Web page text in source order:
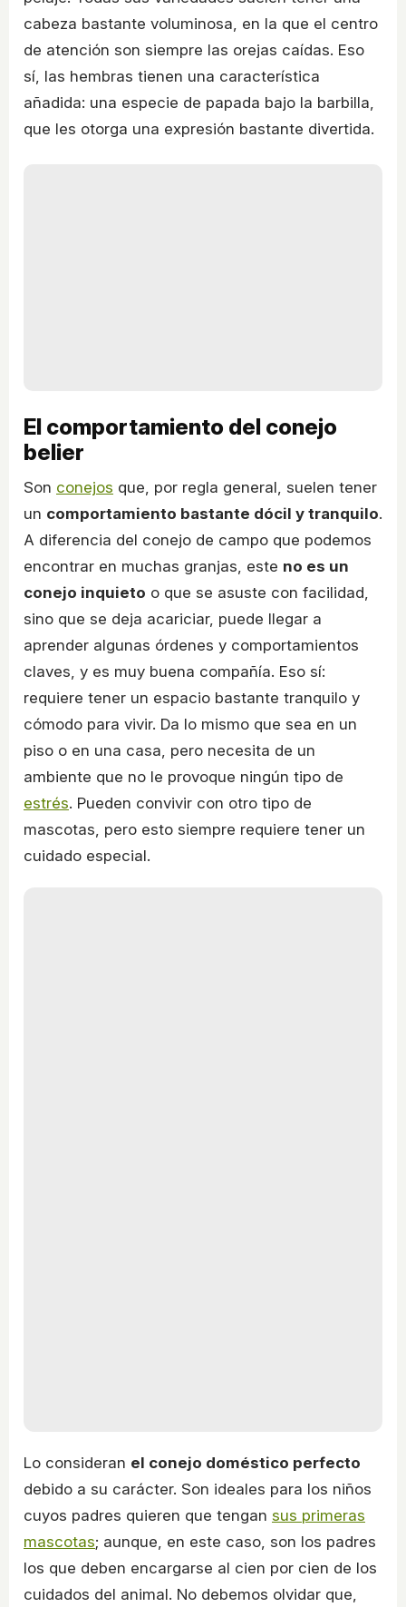
cabeza bastante voluminosa, en la que el centro
de atención son siempre las orejas caídas. Eso
sí, las hembras tienen una característica
añadida: una especie de papada bajo la barbilla,
que les otorga una expresión bastante divertida.
El comportamiento del conejo
belier
Son conejos que, por regla general, suelen tener
un comportamiento bastante dócil y tranquilo.
A diferencia del conejo de campo que podemos
encontrar en muchas granjas, este no es un
conejo inquieto o que se asuste con facilidad,
sino que se deja acariciar, puede llegar a
aprender algunas órdenes y comportamientos
claves, y es muy buena compañía. Eso sí:
requiere tener un espacio bastante tranquilo y
cómodo para vivir. Da lo mismo que sea en un
piso o en una casa, pero necesita de un
ambiente que no le provoque ningún tipo de
estrés. Pueden convivir con otro tipo de
mascotas, pero esto siempre requiere tener un
cuidado especial.
Lo consideran el conejo doméstico perfecto
debido a su carácter. Son ideales para los niños
cuyos padres quieren que tengan sus primeras
mascotas; aunque, en este caso, son los padres
los que deben encargarse al cien por cien de los
cuidados del animal. No debemos olvidar que,